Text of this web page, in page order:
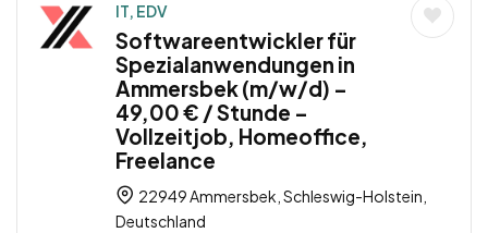
IT, EDV
Softwareentwickler für
Spezialanwendungen in
Ammersbek (m/w/d) –
49,00 € / Stunde –
Vollzeitjob, Homeoffice,
Freelance
22949 Ammersbek, Schleswig-Holstein,
Deutschland